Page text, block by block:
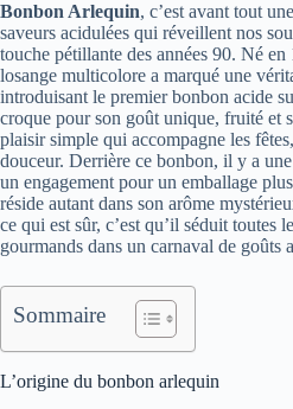
Bonbon Arlequin, c’est avant tout
saveurs acidulées qui réveillent nos
touche pétillante des années 90. Né
losange multicolore a marqué une
introduisant le premier bonbon acide
croque pour son goût unique, fruité et
plaisir simple qui accompagne les
douceur. Derrière ce bonbon, il y a
un engagement pour un emballage
réside autant dans son arôme
ce qui est sûr, c’est qu’il séduit toutes
gourmands dans un carnaval de goûts
Sommaire
L’origine du bonbon arlequin